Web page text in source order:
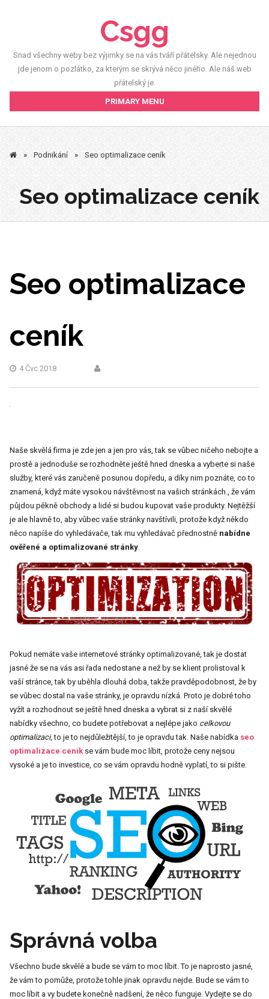
Csgg
Snad všechny weby bez výjimky se na vás tváří přátelsky. Ale nejednou
jde jenom o pozlátko, za kterým se skrývá něco jiného. Ale náš web
přátelský je.
PRIMARY MENU
» Podnikání » Seo optimalizace ceník
Seo optimalizace ceník
Seo optimalizace
ceník
4 Čvc 2018
Naše skvělá firma je zde jen a jen pro vás, tak se vůbec ničeho nebojte a
prostě a jednoduše se rozhodněte ještě hned dneska a vyberte si naše
služby, které vás zaručeně posunou dopředu, a díky nim poznáte, co to
znamená, když máte vysokou návštěvnost na vašich stránkách., že vám
půjdou pěkně obchody a lidé si budou kupovat vaše produkty. Nejtěžší
je ale hlavně to, aby vůbec vaše stránky navštívili, protože když někdo
něco napíše do vyhledávače, tak mu vyhledávač přednostně nabídne
ověřené a optimalizované stránky.
Pokud nemáte vaše internetové stránky optimalizované, tak je dostat
jasné že se na vás asi řada nedostane a než by se klient prolistoval k
vaší stránce, tak by uběhla dlouhá doba, takže pravděpodobnost, že by
se vůbec dostal na vaše stránky, je opravdu nízká. Proto je dobré toho
vyžít a rozhodnout se ještě hned dneska a vybrat si z naší skvělé
nabídky všechno, co budete potřebovat a nejlépe jako celkovou
optimalizaci, to je to nejdůležitější, to je opravdu tak. Naše nabídka seo
optimalizace ceníkse vám bude moc líbit, protože ceny nejsou
vysoké a je to investice, co se vám opravdu hodně vyplatí, to si pište.
Správná volba
Všechno bude skvělé a bude se vám to moc líbit. To je naprosto jasné,
že vám to pomůže, protože tohle jinak opravdu nejde. Bude se vám to
moc líbit a vy budete konečně nadšení, že něco funguje. Vydejte se do